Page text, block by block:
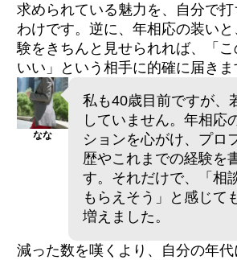
求められている魅力を、自分で打
わけです。逆に、年相応の装い
験をきちんと見せられれば、「
いい」という相手に的確に届きま
なな
私も40歳目前ですが、
していません。年相応
ションを心がけ、プロ
歴やこれまでの経験を
す。それだけで、「相
もらえそう」と感じて
増えました。
減った数を嘆くより、自分の年